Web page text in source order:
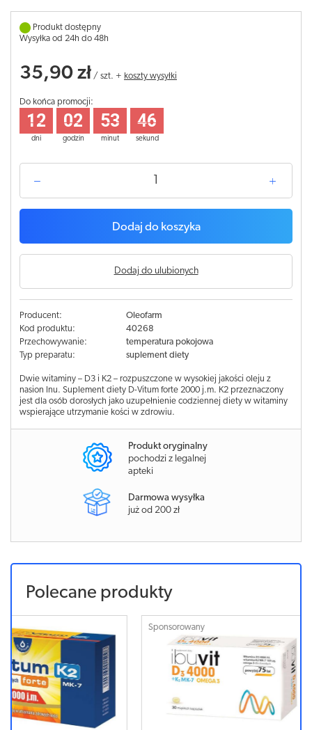
Produkt dostępny
Wysyłka od 24h do 48h
35,90 zł / szt. + koszty wysyłki
Do końca promocji:
dni
12
godzin
02
minut
53
sekund
45
Dodaj do koszyka
Dodaj do ulubionych
Producent:
Oleofarm
Kod produktu:
40268
Przechowywanie:
temperatura pokojowa
Typ preparatu:
suplement diety
Dwie witaminy – D3 i K2 – rozpuszczone w wysokiej jakości oleju z
nasion lnu. Suplement diety D-Vitum forte 2000 j.m. K2 przeznaczony
jest dla osób dorosłych jako uzupełnienie codziennej diety w witaminy
wspierające utrzymanie kości w zdrowiu.
Produkt oryginalny
pochodzi z legalnej
apteki
Darmowa wysyłka
już od 200 zł
Polecane produkty